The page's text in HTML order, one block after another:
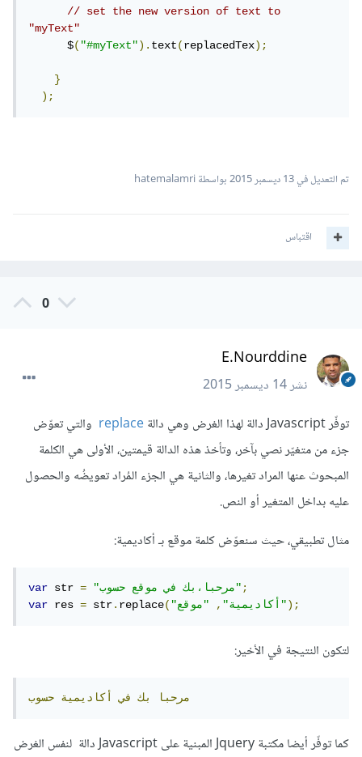
// set the new version of text to
"myText"
      $
("#myText").text(replacedTex);
}
);
تم التعديل في13 ديسمبر 2015 بواسطة hatemalamri
اقتباس
0
E.Nourddine
نشر14 ديسمبر 2015
توفّر Javascript دالة لهذا الغرض وهي دالة
replace والتي تعوّض
جزء من متغيّر نصي بآخر، وتأخذ هذه الدالة قيمتين، الأولى هي الكلمة
المبحوث عنها المراد تغيرها، والثانية هي الجزء المُراد تعويضُه والحصول
عليه بداخل المتغير أو النص.
مثال تطبيقي، حيث سنعوّض كلمة موقع بـ أكاديمية:
var str = "مرحبا،بك في موقع حسوب";
var res = str.replace( "أكاديمية", "موقع");
لتكون النتيجة في الأخير:
مرحبا بك في أكاديمية حسوب
كما توفّر أيضا مكتبة Jquery المبنية على Javascript دالة لنفس الغرض